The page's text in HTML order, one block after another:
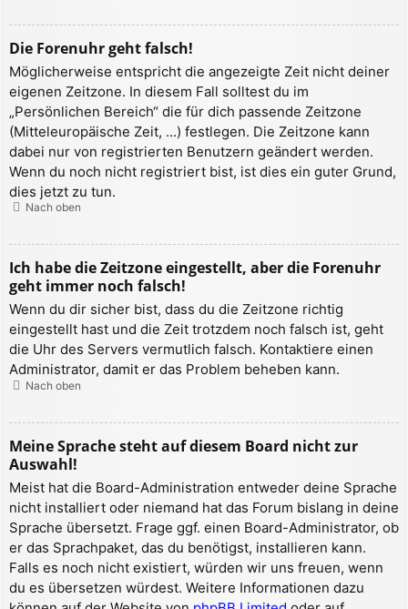
Die Forenuhr geht falsch!
Möglicherweise entspricht die angezeigte Zeit nicht deiner
eigenen Zeitzone. In diesem Fall solltest du im
„Persönlichen Bereich“ die für dich passende Zeitzone
(Mitteleuropäische Zeit, ...) festlegen. Die Zeitzone kann
dabei nur von registrierten Benutzern geändert werden.
Wenn du noch nicht registriert bist, ist dies ein guter Grund,
dies jetzt zu tun.
Nach oben
Ich habe die Zeitzone eingestellt, aber die Forenuhr
geht immer noch falsch!
Wenn du dir sicher bist, dass du die Zeitzone richtig
eingestellt hast und die Zeit trotzdem noch falsch ist, geht
die Uhr des Servers vermutlich falsch. Kontaktiere einen
Administrator, damit er das Problem beheben kann.
Nach oben
Meine Sprache steht auf diesem Board nicht zur
Auswahl!
Meist hat die Board-Administration entweder deine Sprache
nicht installiert oder niemand hat das Forum bislang in deine
Sprache übersetzt. Frage ggf. einen Board-Administrator, ob
er das Sprachpaket, das du benötigst, installieren kann.
Falls es noch nicht existiert, würden wir uns freuen, wenn
du es übersetzen würdest. Weitere Informationen dazu